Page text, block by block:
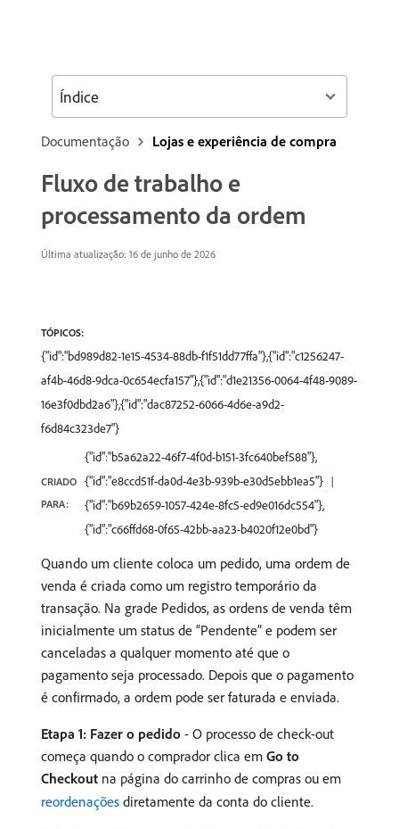
Documentação Lojas e experiência de compra
Fluxo de trabalho e
processamento da ordem
Última atualização: 16 de junho de 2026
TÓPICOS:
{"id":"bd989d82-1e15-4534-88db-f1f51dd77ffa"},{"id":"c1256247-
af4b-46d8-9dca-0c654ecfa157"},{"id":"d1e21356-0064-4f48-9089-
16e3f0dbd2a6"},{"id":"dac87252-6066-4d6e-a9d2-
f6d84c323de7"}
CRIADO
PARA:
{"id":"b5a62a22-46f7-4f0d-b151-3fc640bef588"},
{"id":"e8ccd51f-da0d-4e3b-939b-e30d5ebb1ea5"}
{"id":"b69b2659-1057-424e-8fc5-ed9e016dc554"},
{"id":"c66ffd68-0f65-42bb-aa23-b4020f12e0bd"}
Quando um cliente coloca um pedido, uma ordem de
venda é criada como um registro temporário da
transação. Na grade Pedidos, as ordens de venda têm
inicialmente um status de “Pendente” e podem ser
canceladas a qualquer momento até que o
pagamento seja processado. Depois que o pagamento
é confirmado, a ordem pode ser faturada e enviada.
Etapa 1: Fazer o pedido - O processo de check-out
começa quando o comprador clica em Go to
Checkout na página do carrinho de compras ou em
reordenações diretamente da conta do cliente.
Índice